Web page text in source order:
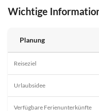
Wichtige
Planung
Reiseziel
Urlaubsidee
Verfügbare Ferienunterkünfte